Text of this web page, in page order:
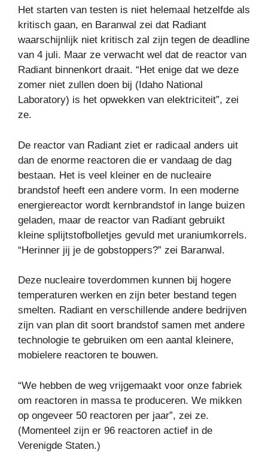
Het starten van testen is niet helemaal hetzelfde als
kritisch gaan, en Baranwal zei dat Radiant
waarschijnlijk niet kritisch zal zijn tegen de deadline
van 4 juli. Maar ze verwacht wel dat de reactor van
Radiant binnenkort draait. “Het enige dat we deze
zomer niet zullen doen bij (Idaho National
Laboratory) is het opwekken van elektriciteit”, zei
ze.
De reactor van Radiant ziet er radicaal anders uit
dan de enorme reactoren die er vandaag de dag
bestaan. Het is veel kleiner en de nucleaire
brandstof heeft een andere vorm. In een moderne
energiereactor wordt kernbrandstof in lange buizen
geladen, maar de reactor van Radiant gebruikt
kleine splijtstofbolletjes gevuld met uraniumkorrels.
“Herinner jij je de gobstoppers?” zei Baranwal.
Deze nucleaire toverdommen kunnen bij hogere
temperaturen werken en zijn beter bestand tegen
smelten. Radiant en verschillende andere bedrijven
zijn van plan dit soort brandstof samen met andere
technologie te gebruiken om een ​​aantal kleinere,
mobielere reactoren te bouwen.
“We hebben de weg vrijgemaakt voor onze fabriek
om reactoren in massa te produceren. We mikken
op ongeveer 50 reactoren per jaar”, zei ze.
(Momenteel zijn er 96 reactoren actief in de
Verenigde Staten.)